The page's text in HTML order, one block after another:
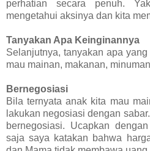
perhatian secara penuh.
mengetahui aksinya dan kita
Tanyakan Apa Keinginannya
Selanjutnya, tanyakan apa
mau mainan, makanan,
Bernegosiasi
Bila ternyata anak kita mau
lakukan negosiasi dengan
bernegosiasi. Ucapkan
saja saya katakan bahwa